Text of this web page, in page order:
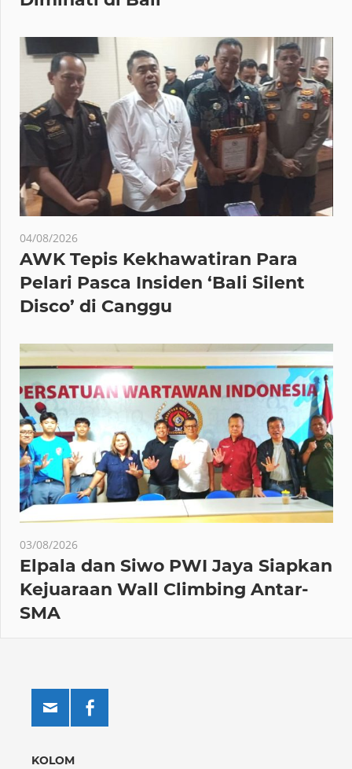
04/08/2026
AWK Tepis Kekhawatiran Para
Pelari Pasca Insiden ‘Bali Silent
Disco’ di Canggu
03/08/2026
Elpala dan Siwo PWI Jaya Siapkan
Kejuaraan Wall Climbing Antar-
SMA
KOLOM